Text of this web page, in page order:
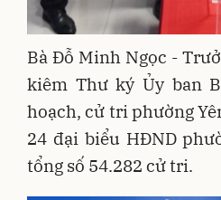
Bà Đỗ Minh Ngọc -
kiêm Thư ký Ủy ban
hoạch, cử tri phường
24 đại biểu HĐND
tổng số 54.282 cử tri.